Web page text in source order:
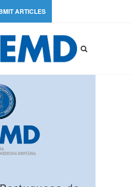
ARTICLES